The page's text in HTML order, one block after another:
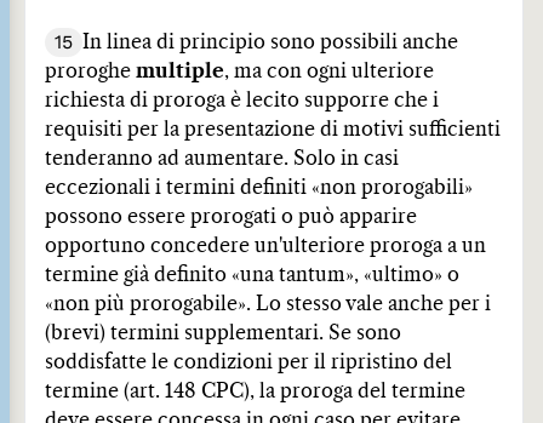
15 In linea di principio sono possibili anche
proroghe multiple, ma con ogni ulteriore
richiesta di proroga è lecito supporre che i
requisiti per la presentazione di motivi sufficienti
tenderanno ad aumentare. Solo in casi
eccezionali i termini definiti «non prorogabili»
possono essere prorogati o può apparire
opportuno concedere un'ulteriore proroga a un
termine già definito «una tantum», «ultimo» o
«non più prorogabile». Lo stesso vale anche per i
(brevi) termini supplementari. Se sono
soddisfatte le condizioni per il ripristino del
termine (art. 148 CPC), la proroga del termine